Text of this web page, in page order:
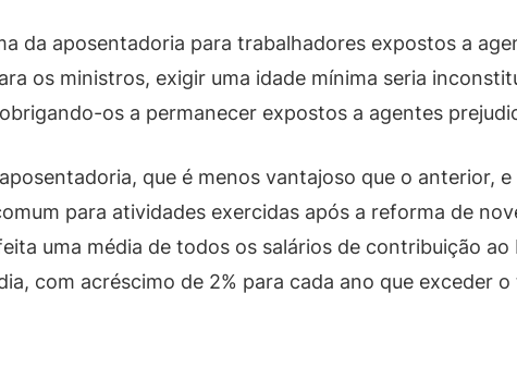
da aposentadoria para trabalhadores expostos a
os ministros, exigir uma idade mínima seria
os a permanecer expostos a agentes
que é menos vantajoso que o anterior,
para atividades exercidas após a reforma de
uma média de todos os salários de contribuição ao
com acréscimo de 2% para cada ano que exceder